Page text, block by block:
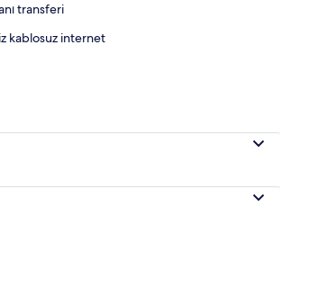
transferi
kablosuz internet